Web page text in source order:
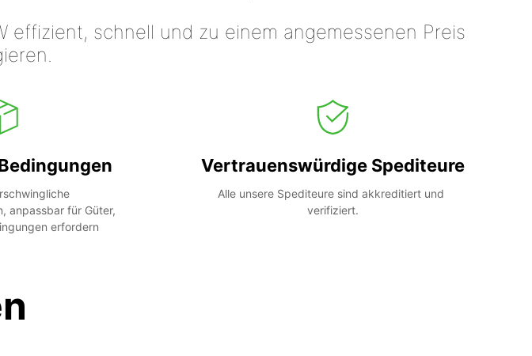
schnell und zu einem angemessenen Preis
anpassbar für Güter,
erfordern
Vertrauenswürdige Spediteure
Alle unsere Spediteure sind akkreditiert und
verifiziert.